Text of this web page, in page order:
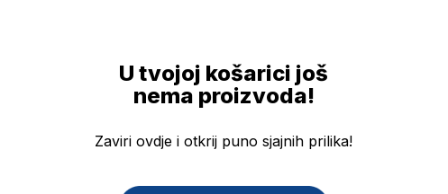
U tvojoj košarici još
nema proizvoda!
Zaviri ovdje i otkrij puno sjajnih prilika!